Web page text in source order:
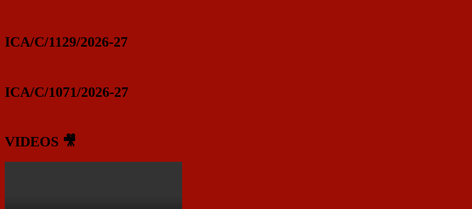
ICA/C/1129/2026-27
ICA/C/1071/2026-27
VIDEOS 🎥